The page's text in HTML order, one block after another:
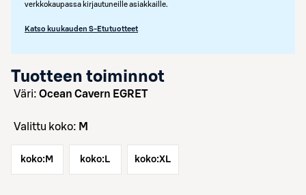
verkkokaupassa kirjautuneille asiakkaille.
Katso kuukauden S-Etutuotteet
Tuotteen toiminnot
väri: Ocean Cavern EGRET
Valittu koko: M
koko: M koko: L koko:XL